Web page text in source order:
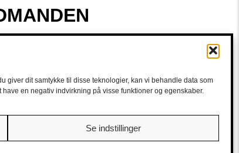
giver dit samtykke til disse teknologier, kan vi behandle data som
en negativ indvirkning på visse funktioner og egenskaber.
Se indstillinger
- 3. May 2022